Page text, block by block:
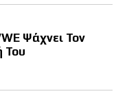
Ψάχνει Τον
Του